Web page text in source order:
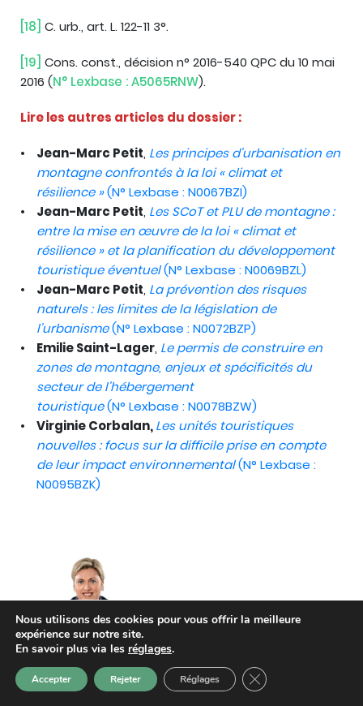
[18] C. urb., art. L. 122-11 3°.
[19] Cons. const., décision n° 2016-540 QPC du 10 mai
2016 (N° Lexbase : A5065RNW).
Lire les autres articles du dossier :
Jean-Marc Petit, Les principes d’urbanisation en
montagne confrontés à la loi « climat et
résilience »(N° Lexbase : N0067BZI)
Jean-Marc Petit, Les SCoT et PLU de montagne :
entre la mise en œuvre de la loi « climat et
résilience » et la planification du développement
touristique éventuel(N° Lexbase : N0069BZL)
Jean-Marc Petit, La prévention des risques
naturels : les limites de la législation de
l’urbanisme(N° Lexbase : N0072BZP)
Emilie Saint-Lager, Le permis de construire en
zones de montagne, enjeux et spécificités du
secteur de l’hébergement
touristique(N° Lexbase : N0078BZW)
Virginie Corbalan,Les unités touristiques
nouvelles : focus sur la difficile prise en compte
de leur impact environnemental(N° Lexbase :
N0095BZK)
Nous utilisons des cookies pour vous offrir la meilleure
expérience sur notre site.
En savoir plus via les réglages.
Accepter Rejeter Réglages Fermer la bannière